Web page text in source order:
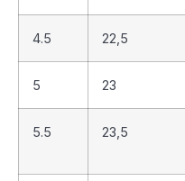
4.5 22,5
5 23
5.5 23,5